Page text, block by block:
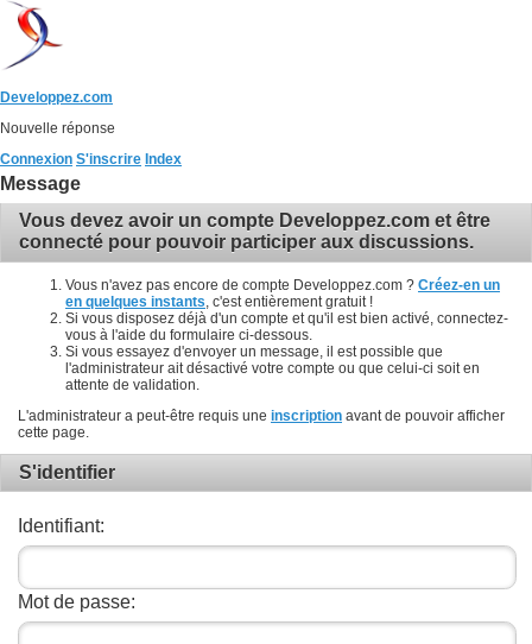
Developpez.com
Nouvelle réponse
Connexion S'inscrire Index
Message
Vous devez avoir un compte Developpez.com et être
connecté pour pouvoir participer aux discussions.
Vous n'avez pas encore de compte Developpez.com ? Créez-en un
en quelques instants , c'est entièrement gratuit !
Si vous disposez déjà d'un compte et qu'il est bien activé, connectez-
vous à l'aide du formulaire ci-dessous.
Si vous essayez d'envoyer un message, il est possible que
l'administrateur ait désactivé votre compte ou que celui-ci soit en
attente de validation.
L'administrateur a peut-être requis une inscription avant de pouvoir afficher
cette page.
S'identifier
Identifiant:
Mot de passe: